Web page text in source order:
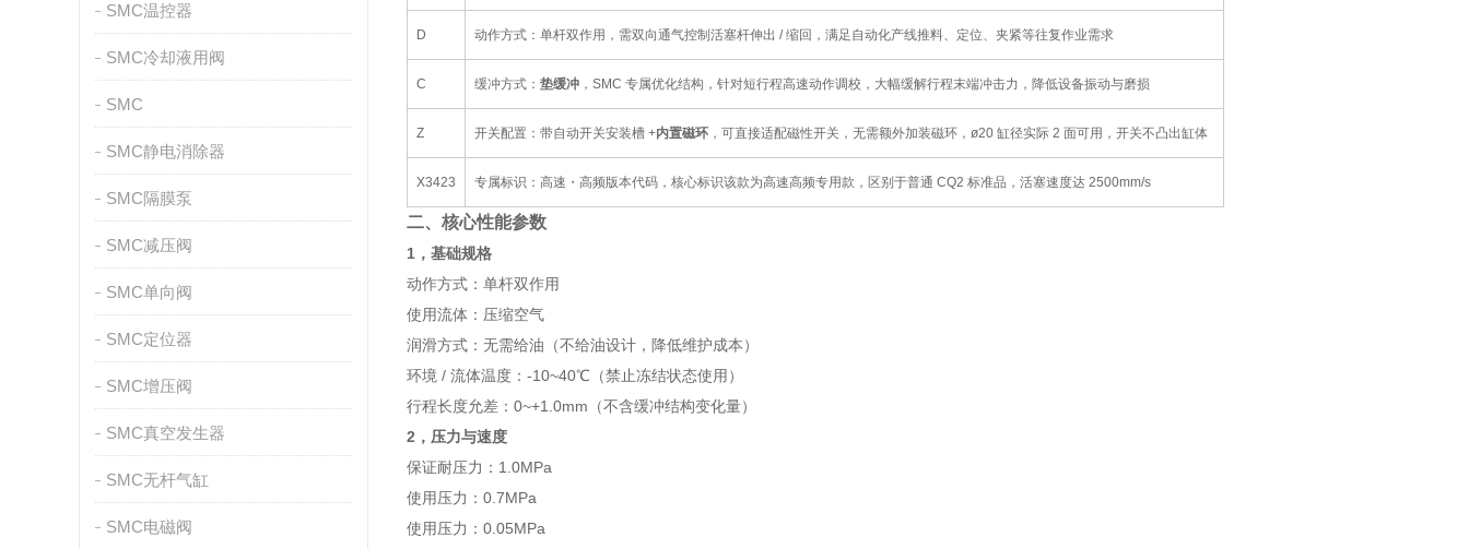
SMC温控器
SMC冷却液用阀
SMC
SMC静电消除器
SMC隔膜泵
SMC减压阀
SMC单向阀
SMC定位器
SMC增压阀
SMC真空发生器
SMC无杆气缸
SMC电磁阀
D 动作方式：单杆双作用，需双向通气控制活塞杆伸出 / 缩回，满足自动化产线推料、定位、夹紧等往复作业需求
C 缓冲方式： 垫缓冲 ，SMC 专属优化结构，针对短行程高速动作调校，大幅缓解行程末端冲击力，降低设备振动与磨损
Z 开关配置：带自动开关安装槽 +内置磁环 ，可直接适配磁性开关，无需额外加装磁环，ø20 缸径实际 2 面可用，开关不凸出缸体
X3423 专属标识：高速・高频版本代码，核心标识该款为高速高频专用款，区别于普通 CQ2 标准品，活塞速度达 2500mm/s
二、核心性能参数
1，基础规格
动作方式：单杆双作用
使用流体：压缩空气
润滑方式：无需给油（不给油设计，降低维护成本）
环境 / 流体温度：-10~40℃（禁止冻结状态使用）
行程长度允差：0~+1.0mm（不含缓冲结构变化量）
2，压力与速度
保证耐压力：1.0MPa
使用压力：0.7MPa
使用压力：0.05MPa